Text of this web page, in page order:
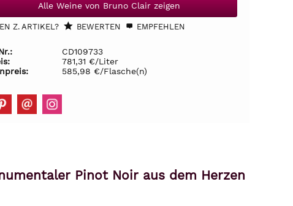
Alle Weine von Bruno Clair zeigen
Z. ARTIKEL? BEWERTEN EMPFEHLEN
CD109733
781,31 €/Liter
585,98 €/Flasche(n)
Pinot Noir aus dem Herzen